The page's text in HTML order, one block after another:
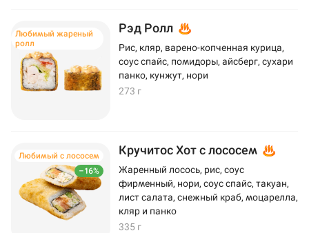
Любимый жареный
ролл
Рэд Ролл
Рис, кляр, варено-копченная курица,
соус спайс, помидоры, айсберг, сухари
панко, кунжут, нори
273 г
–16%
Любимый с лососем Кручитос Хот с лососем
Жаренный лосось, рис, соус
фирменный, нори, соус спайс, такуан,
лист салата, снежный краб, моцарелла,
кляр и панко
335 г